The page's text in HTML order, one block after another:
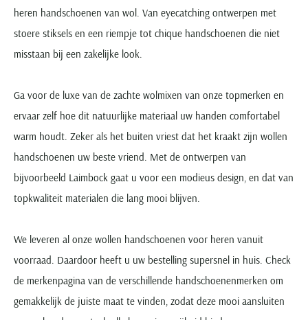
heren handschoenen van wol. Van eyecatching ontwerpen met
stoere stiksels en een riempje tot chique handschoenen die niet
misstaan bij een zakelijke look.
Ga voor de luxe van de zachte wolmixen van onze topmerken en
ervaar zelf hoe dit natuurlijke materiaal uw handen comfortabel
warm houdt. Zeker als het buiten vriest dat het kraakt zijn wollen
handschoenen uw beste vriend. Met de ontwerpen van
bijvoorbeeld Laimbock gaat u voor een modieus design, en dat van
topkwaliteit materialen die lang mooi blijven.
We leveren al onze wollen handschoenen voor heren vanuit
voorraad. Daardoor heeft u uw bestelling supersnel in huis. Check
de merkenpagina van de verschillende handschoenenmerken om
gemakkelijk de juiste maat te vinden, zodat deze mooi aansluiten